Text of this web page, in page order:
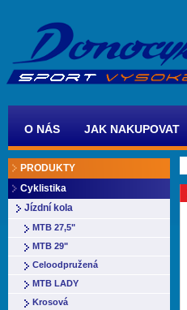
O NÁS JAK NAKUPOVAT
PRODUKTY
Cyklistika
Jízdní kola
MTB 27,5"
MTB 29"
Celoodpružená
MTB LADY
Krosová